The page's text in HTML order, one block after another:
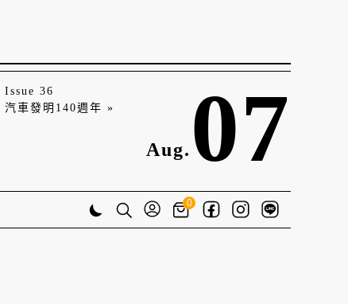
Issue 36
汽車發明140週年 »
Aug. 07
0